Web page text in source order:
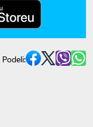
Podeli: